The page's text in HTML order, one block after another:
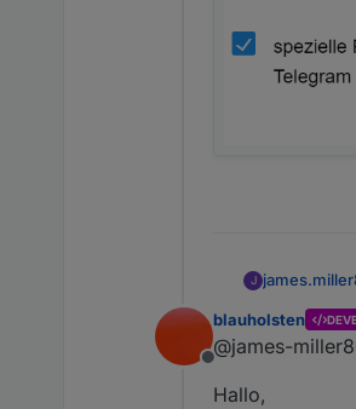
J
Offline
blauholsten
@james-
Hallo,